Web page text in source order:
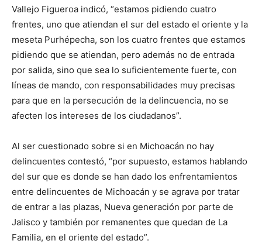
Vallejo Figueroa indicó, “estamos pidiendo cuatro
frentes, uno que atiendan el sur del estado el oriente y la
meseta Purhépecha, son los cuatro frentes que estamos
pidiendo que se atiendan, pero además no de entrada
por salida, sino que sea lo suficientemente fuerte, con
líneas de mando, con responsabilidades muy precisas
para que en la persecución de la delincuencia, no se
afecten los intereses de los ciudadanos”.
Al ser cuestionado sobre si en Michoacán no hay
delincuentes contestó, “por supuesto, estamos hablando
del sur que es donde se han dado los enfrentamientos
entre delincuentes de Michoacán y se agrava por tratar
de entrar a las plazas, Nueva generación por parte de
Jalisco y también por remanentes que quedan de La
Familia, en el oriente del estado”.